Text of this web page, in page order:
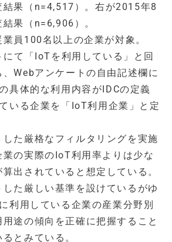
結果（n=4,517）。右が2015年8
果（n=6,906）。
業員100名以上の企業が対象。
にて「IoTを利用している」と回
Webアンケートの自由記述欄に
具体的な利用内容がIDCの定義
いる企業を「IoT利用企業」と定
した厳格なフィルタリングを実施
業の実際のIoT利用率よりは少な
出されていると想定している。
た厳しい基準を設けているがゆ
利用している企業の産業分野別
途の傾向を正確に把握すること
とみている。